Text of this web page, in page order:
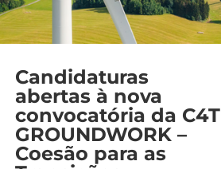
Candidaturas
abertas à nova
convocatória da C4T
GROUNDWORK –
Coesão para as